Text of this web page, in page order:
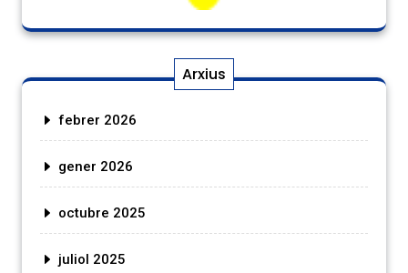
Arxius
febrer 2026
gener 2026
octubre 2025
juliol 2025